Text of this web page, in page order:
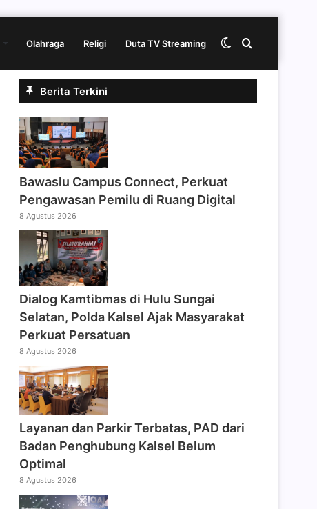
Olahraga Religi Duta TV Streaming Cari
Switch
Berita Terkini
Bawaslu Campus Connect, Perkuat
Pengawasan Pemilu di Ruang Digital
8 Agustus 2026
Dialog Kamtibmas di Hulu Sungai
Selatan, Polda Kalsel Ajak Masyarakat
Perkuat Persatuan
8 Agustus 2026
Layanan dan Parkir Terbatas, PAD dari
Badan Penghubung Kalsel Belum
Optimal
8 Agustus 2026